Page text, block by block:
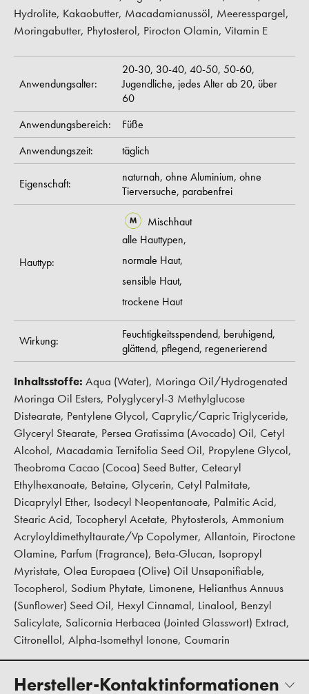
Hydrolite, Kakaobutter, Macadamianussöl, Meeresspargel,
Moringabutter, Phytosterol, Pirocton Olamin, Vitamin E
Anwendungsalter:
20-30, 30-40, 40-50, 50-60,
Jugendliche, jedes Alter ab 20, über
60
Anwendungsbereich:
Füße
Anwendungszeit:
täglich
Eigenschaft: naturnah, ohne Aluminium, ohne
Tierversuche, parabenfrei
Hauttyp:
Mischhaut
alle Hauttypen,
normale Haut,
sensible Haut,
trockene Haut
Wirkung: Feuchtigkeitsspendend, beruhigend,
glättend, pflegend, regenerierend
Inhaltsstoffe: Aqua (Water), Moringa Oil/Hydrogenated
Moringa Oil Esters, Polyglyceryl-3 Methylglucose
Distearate, Pentylene Glycol, Caprylic/Capric Triglyceride,
Glyceryl Stearate, Persea Gratissima (Avocado) Oil, Cetyl
Alcohol, Macadamia Ternifolia Seed Oil, Propylene Glycol,
Theobroma Cacao (Cocoa) Seed Butter, Cetearyl
Ethylhexanoate, Betaine, Glycerin, Cetyl Palmitate,
Dicaprylyl Ether, Isodecyl Neopentanoate, Palmitic Acid,
Stearic Acid, Tocopheryl Acetate, Phytosterols, Ammonium
Acryloyldimethyltaurate/Vp Copolymer, Allantoin, Piroctone
Olamine, Parfum (Fragrance), Beta-Glucan, Isopropyl
Myristate, Olea Europaea (Olive) Oil Unsaponifiable,
Tocopherol, Sodium Phytate, Limonene, Helianthus Annuus
(Sunflower) Seed Oil, Hexyl Cinnamal, Linalool, Benzyl
Salicylate, Salicornia Herbacea (Jointed Glasswort) Extract,
Citronellol, Alpha-Isomethyl Ionone, Coumarin
Hersteller-Kontaktinformationen